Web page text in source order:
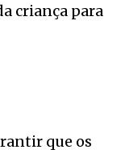
criança para
que os